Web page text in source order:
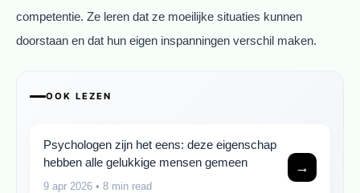
competentie. Ze leren dat ze moeilijke situaties kunnen
doorstaan en dat hun eigen inspanningen verschil maken.
OOK LEZEN
Psychologen zijn het eens: deze eigenschap
hebben alle gelukkige mensen gemeen
9 apr 2026 • 8 min read
→